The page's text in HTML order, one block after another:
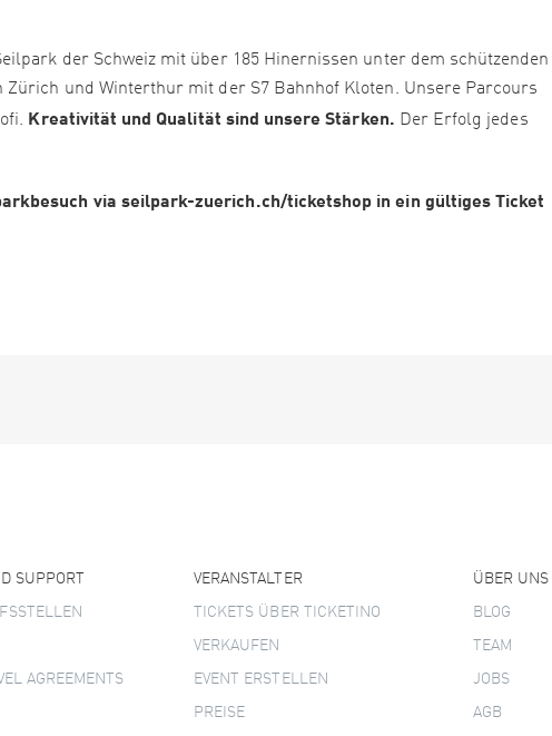
der Schweiz mit über 185 Hinernissen unter dem schützenden
und Winterthur mit der S7 Bahnhof Kloten. Unsere Parcours
Kreativität und Qualität sind unsere Stärken. Der Erfolg jedes
via seilpark-zuerich.ch/ticketshop in ein gültiges Ticket
SUPPORT
AGREEMENTS
VERANSTALTER
TICKETS ÜBER TICKETINO
VERKAUFEN
EVENT ERSTELLEN
PREISE
ÜBER UNS
BLOG
TEAM
JOBS
AGB